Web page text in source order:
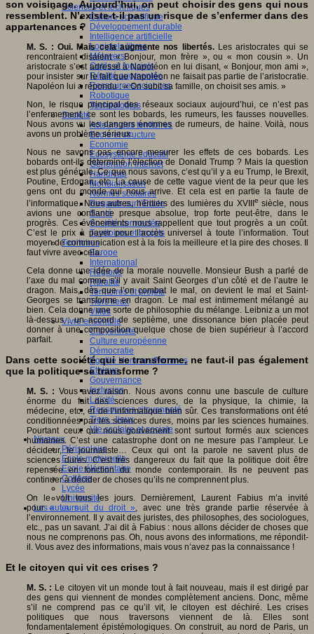
Sciences et techniques
Culture scientifique
Développement durable
Intelligence artificielle
Logiciels libres
Métavers
Outils et logiciels
Réalité augmentée
Ressources sciences
Robotique
Technologies
Société
Acteurs des territoires
Ecole et structure
Economie
Ecosystème éducatif
Génération internet
Handicap
Mondialisation
Normes scolaires
Regards sur l’Ecole
Santé
Société connectée
Territoires et projets
Territoires
Europe
International
Régions
Ruralité
Territoires et projets
Tiers lieux
Villes
Vivre ensemble
Citoyenneté
Culture européenne
Démocratie
Egalité Hommes/Femmes
Ethique
Gouvernance
Inclusion
Laïcité
Ressources citoyenneté
Tiers - lieux
Vie scolaire et sociale
Niveaux
Périscolaire
Ecole maternelle
Ecole élémentaire
Collège
Lycée
Université
Les auteurs
son voisinage. Aujourd’hui, on peut choisir des gens qui nous
ressemblent. N’existe-t-il pas un risque de s’enfermer dans des
appartenances ?
M. S. : Oui. Mais cela augmente nos libertés.Les aristocrates qui se
rencontraient disaient « Bonjour, mon frère », ou « mon cousin ». Un
aristocrate s’est adressé à Napoléon en lui disant, « Bonjour, mon ami »,
pour insister sur le fait que Napoléon ne faisait pas partie de l’aristocratie.
Napoléon lui a répondu : « On subit sa famille, on choisit ses amis. »
Non, le risque principal des réseaux sociaux aujourd’hui, ce n’est pas
l’enfermement, ce sont les bobards, les rumeurs, les fausses nouvelles.
Nous avons vu les dangers énormes de rumeurs, de haine. Voilà, nous
avons un problème sérieux.
Nous ne savons pas encore mesurer les effets de ces bobards. Les
bobards ont-ils déterminé l’élection de Donald Trump ? Mais la question
est plus générale. Ce que nous savons, c’est qu’il y a eu Trump, le Brexit,
Poutine, Erdogan, etc. La cause de cette vague vient de la peur que les
gens ont du monde qui nous arrive. Et cela est en partie la faute de
l’informatique. Nous autres, héritiers des lumières du XVIII
e siècle, nous
avions une confiance presque absolue, trop forte peut-être, dans le
progrès. Ces événements nous rappellent que tout progrès a un coût.
C’est le prix à payer pour l’accès universel à toute l’information. Tout
moyen de communication est à la fois la meilleure et la pire des choses. Il
faut vivre avec cela.
Cela donne une idée de la morale nouvelle. Monsieur Bush a parlé de
l’axe du mal comme s’il y avait Saint Georges d’un côté et de l’autre le
dragon. Mais, dès que l’on combat le mal, on devient le mal et Saint-
Georges se transforme en dragon. Le mal est intimement mélangé au
bien. Cela donne une sorte de philosophie du mélange. Leibniz a un mot
là-dessus : un accord de septième, une dissonance bien placée peut
donner à une composition quelque chose de bien supérieur à l’accord
parfait.
Dans cette société qui se transforme, ne faut-il pas également
que la politique se transforme ?
M. S. : Vous avez raison. Nous avons connu une bascule de culture
énorme du fait des sciences dures, de la physique, la chimie, la
médecine, etc., et de l’informatique bien sûr. Ces transformations ont été
conditionnées par les sciences dures, moins par les sciences humaines.
Pourtant ceux qui nous gouvernent sont surtout formés aux sciences
humaines. C’est une catastrophe dont on ne mesure pas l’ampleur. Le
décideur, le journaliste… Ceux qui ont la parole ne savent plus de
sciences dures. C’est très dangereux du fait que la politique doit être
repensée en fonction du monde contemporain. Ils ne peuvent pas
continuer à décider de choses qu’ils ne comprennent plus.
On le voit tous les jours. Dernièrement, Laurent Fabius m’a invité
pour« La nuit du droit », avec une très grande partie réservée à
l’environnement. Il y avait des juristes, des philosophes, des sociologues,
etc., pas un savant. J’ai dit à Fabius : nous allons décider de choses que
nous ne comprenons pas. Oh, nous avons des informations, me répondit-
il. Vous avez des informations, mais vous n’avez pas la connaissance !
Et le citoyen qui vit ces crises ?
M. S. : Le citoyen vit un monde tout à fait nouveau, mais il est dirigé par
des gens qui viennent de mondes complètement anciens. Donc, même
s’il ne comprend pas ce qu’il vit, le citoyen est déchiré. Les crises
politiques que nous traversons viennent de là. Elles sont
fondamentalement épistémologiques. On construit, au nord de Paris, un